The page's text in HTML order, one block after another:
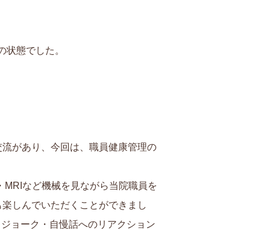
態でした。
があり、今回は、職員健康管理の
など機械を見ながら当院職員を
しんでいただくことができまし
ョーク・自慢話へのリアクション